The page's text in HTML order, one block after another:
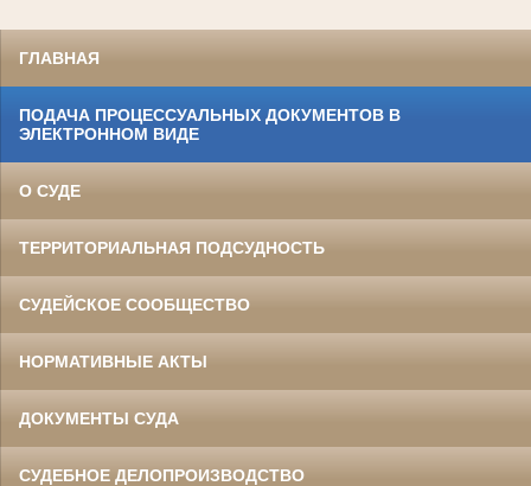
ГЛАВНАЯ
ПОДАЧА ПРОЦЕССУАЛЬНЫХ ДОКУМЕНТОВ В
ЭЛЕКТРОННОМ ВИДЕ
О СУДЕ
ТЕРРИТОРИАЛЬНАЯ ПОДСУДНОСТЬ
СУДЕЙСКОЕ СООБЩЕСТВО
НОРМАТИВНЫЕ АКТЫ
ДОКУМЕНТЫ СУДА
СУДЕБНОЕ ДЕЛОПРОИЗВОДСТВО